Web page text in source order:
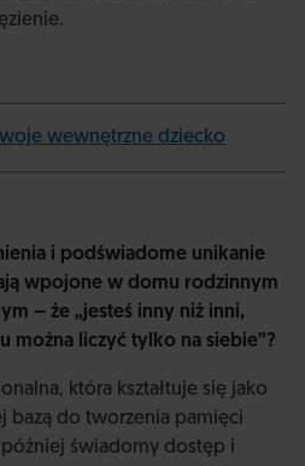
wewnętrzne dziecko
i podświadome unikanie
wpojone w domu rodzinnym
– że „jesteś inny niż inni,
można liczyć tylko na siebie”?
która kształtuje się jako
bazą do tworzenia pamięci
świadomy dostęp i